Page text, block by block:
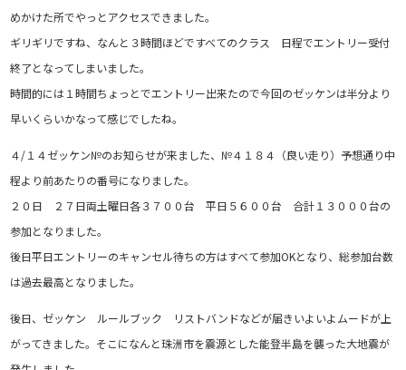
めかけた所でやっとアクセスできました。
ギリギリですね、なんと３時間ほどですべてのクラス 日程でエントリー受付
終了となってしまいました。
時間的には１時間ちょっとでエントリー出来たので今回のゼッケンは半分より
早いくらいかなって感じでしたね。
４/１４ゼッケン№のお知らせが来ました、№４１８４（良い走り）予想通り中
程より前あたりの番号になりました。
２０日 ２７日両土曜日各３７００台 平日５６００台 合計１３０００台の
参加となりました。
後日平日エントリーのキャンセル待ちの方はすべて参加OKとなり、総参加台数
は過去最高となりました。
後日、ゼッケン ルールブック リストバンドなどが届きいよいよムードが上
がってきました。そこになんと珠洲市を震源とした能登半島を襲った大地震が